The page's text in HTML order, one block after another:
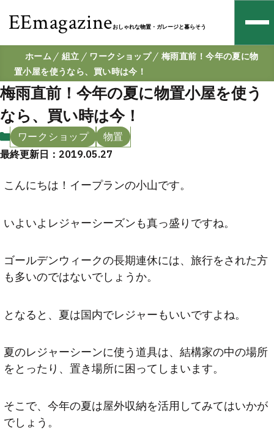
EEmagazineおしゃれな物置・ガレージと暮らそう
ホーム 組立 ワークショップ
梅雨直前！今年の夏に物
置小屋を使うなら、買い時は今！
梅雨直前！今年の夏に物置小屋を使う
なら、買い時は今！
ワークショップ
物置
最終更新日：2019.05.27
こんにちは！イープランの小山です。
いよいよレジャーシーズンも真っ盛りですね。
ゴールデンウィークの長期連休には、旅行をされた方
も多いのではないでしょうか。
となると、夏は国内でレジャーもいいですよね。
夏のレジャーシーンに使う道具は、結構家の中の場所
をとったり、置き場所に困ってしまいます。
そこで、今年の夏は屋外収納を活用してみてはいかが
でしょう。